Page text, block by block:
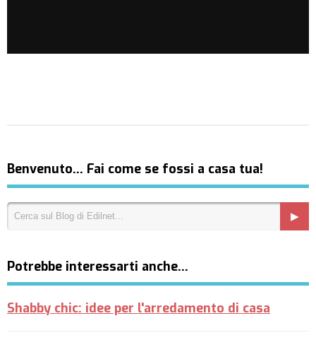
Benvenuto… Fai come se fossi a casa tua!
Potrebbe interessarti anche…
Shabby chic: idee per l'arredamento di casa